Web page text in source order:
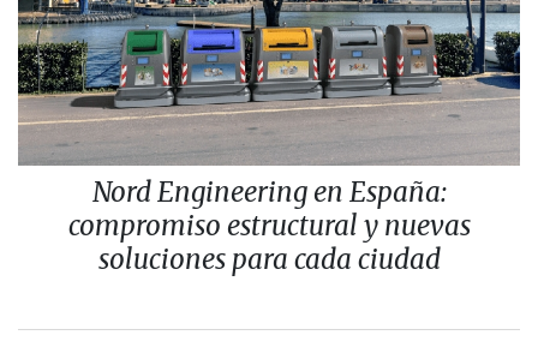
Nord Engineering en España:
compromiso estructural y nuevas
soluciones para cada ciudad